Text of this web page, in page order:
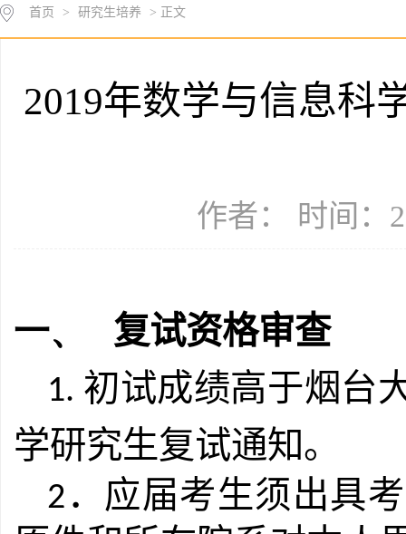
首页 > 研究生培养 > 正文
2019年数学与信息科
作者： 时间：
一、 复试资格审查
1. 初试成绩高于烟台
学研究生复试通知。
2 ．应届考生须出具